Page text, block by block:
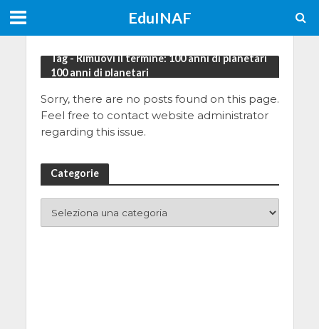
EduINAF
Tag - Rimuovi il termine: 100 anni di planetari
100 anni di planetari
Sorry, there are no posts found on this page.
Feel free to contact website administrator
regarding this issue.
Categorie